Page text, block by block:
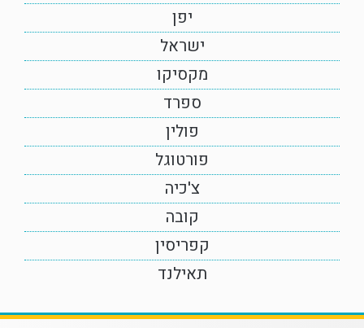
יפן
ישראל
מקסיקו
ספרד
פולין
פורטוגל
צ'כיה
קובה
קפריסין
תאילנד